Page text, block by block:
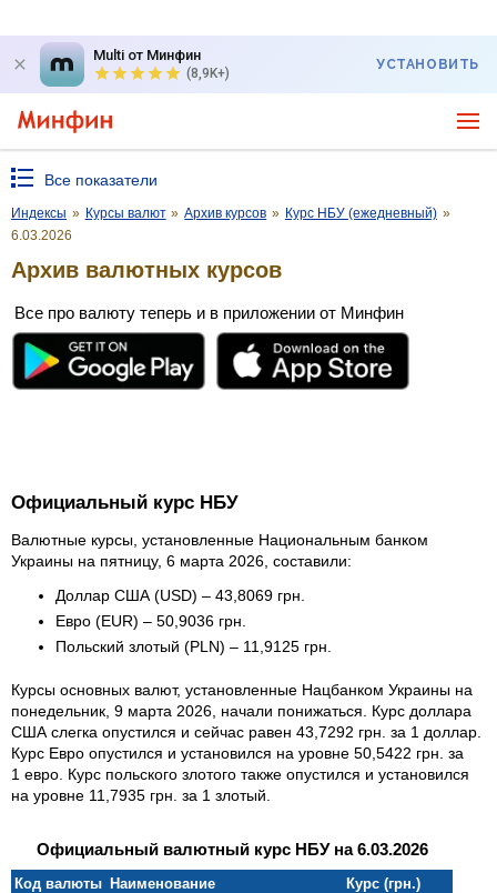
Multi от Минфин
(8,9K+)
УСТАНОВИТЬ
Все показатели
Индексы » Курсы валют » Архив курсов » Курс НБУ (ежедневный) »
6.03.2026
Архив валютных курсов
Все про валюту теперь и в приложении от Минфин
Официальный курс НБУ
Валютные курсы, установленные Национальным банком
Украины на пятницу, 6 марта 2026, составили:
Доллар США (USD) – 43,8069 грн.
Евро (EUR) – 50,9036 грн.
Польский злотый (PLN) – 11,9125 грн.
Курсы основных валют, установленные Нацбанком Украины на
понедельник, 9 марта 2026, начали понижаться. Курс доллара
США слегка опустился и сейчас равен 43,7292 грн. за 1 доллар.
Курс Евро опустился и установился на уровне 50,5422 грн. за
1 евро. Курс польского злотого также опустился и установился
на уровне 11,7935 грн. за 1 злотый.
Официальный валютный курс НБУ на 6.03.2026
Код валюты Наименование
Курс (грн.)